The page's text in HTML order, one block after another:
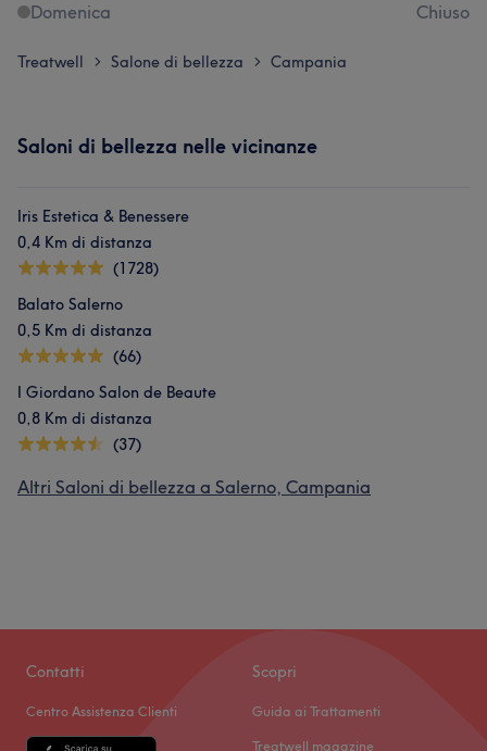
Domenica
Chiuso
Treatwell > Salone di bellezza > Campania
Saloni di bellezza nelle vicinanze
Iris Estetica & Benessere
0,4 Km di distanza
(1728)
Balato Salerno
0,5 Km di distanza
(66)
I Giordano Salon de Beaute
0,8 Km di distanza
(37)
Altri Saloni di bellezza a Salerno, Campania
Contatti
Centro Assistenza Clienti
Scopri
Guida ai Trattamenti
Treatwell magazine